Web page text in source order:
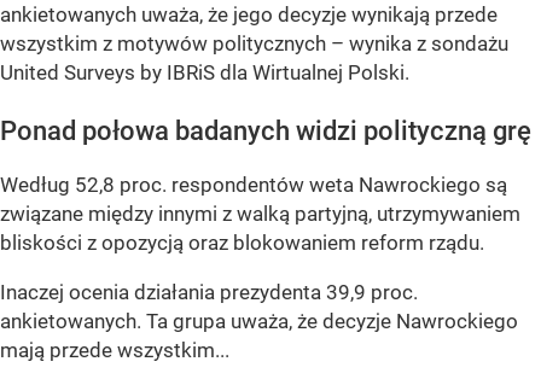
ankietowanych uważa, że jego decyzje wynikają przede
wszystkim z motywów politycznych – wynika z sondażu
United Surveys by IBRiS dla Wirtualnej Polski.
Ponad połowa badanych widzi polityczną grę
Według 52,8 proc. respondentów weta Nawrockiego są
związane między innymi z walką partyjną, utrzymywaniem
bliskości z opozycją oraz blokowaniem reform rządu.
Inaczej ocenia działania prezydenta 39,9 proc.
ankietowanych. Ta grupa uważa, że decyzje Nawrockiego
mają przede wszystkim...